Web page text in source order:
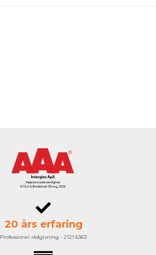
20 års erfaring
Professionel rådgivning - 2121 6363